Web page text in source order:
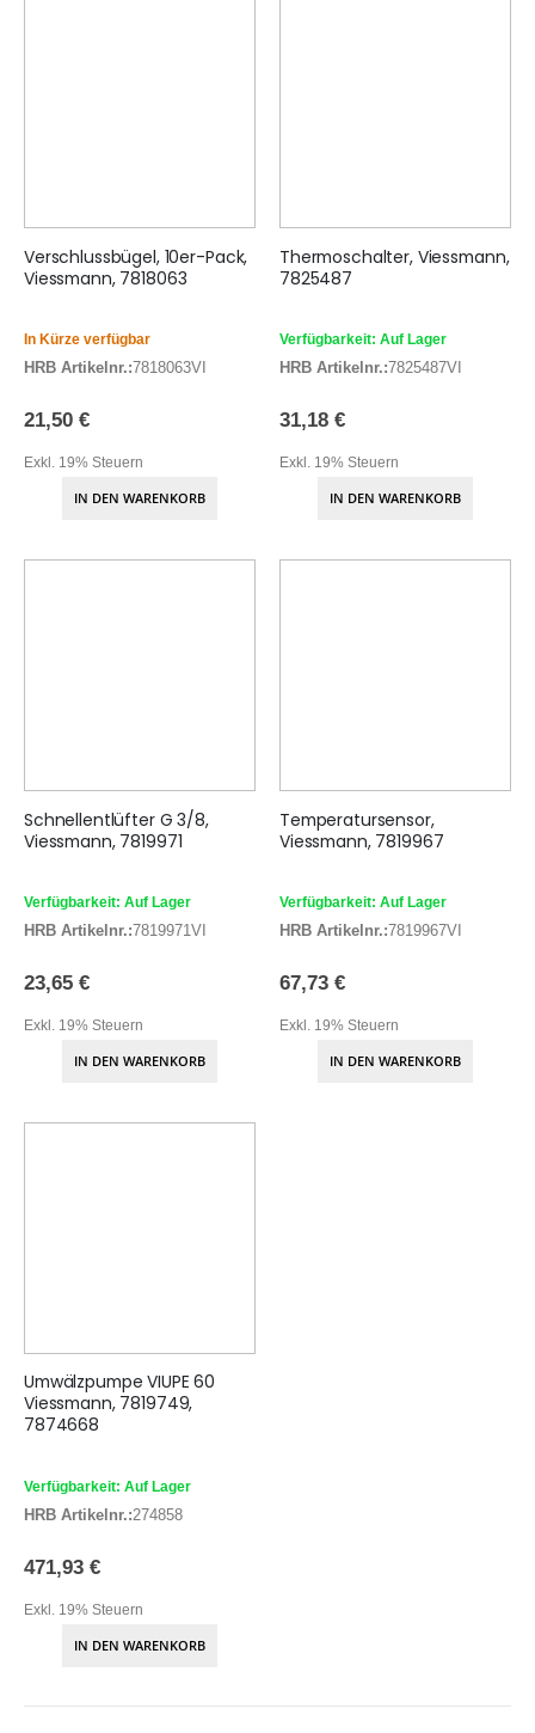
Verschlussbügel, 10er-Pack,
Viessmann, 7818063
In Kürze verfügbar
HRB Artikelnr.:7818063VI
21,50 €
Exkl. 19% Steuern
IN DEN WARENKORB
Thermoschalter, Viessmann,
7825487
Verfügbarkeit: Auf Lager
HRB Artikelnr.:7825487VI
31,18 €
Exkl. 19% Steuern
IN DEN WARENKORB
Schnellentlüfter G 3/8,
Viessmann, 7819971
Verfügbarkeit: Auf Lager
HRB Artikelnr.:7819971VI
23,65 €
Exkl. 19% Steuern
IN DEN WARENKORB
Temperatursensor,
Viessmann, 7819967
Verfügbarkeit: Auf Lager
HRB Artikelnr.:7819967VI
67,73 €
Exkl. 19% Steuern
IN DEN WARENKORB
Umwälzpumpe VIUPE 60
Viessmann, 7819749,
7874668
Verfügbarkeit: Auf Lager
HRB Artikelnr.:274858
471,93 €
Exkl. 19% Steuern
IN DEN WARENKORB